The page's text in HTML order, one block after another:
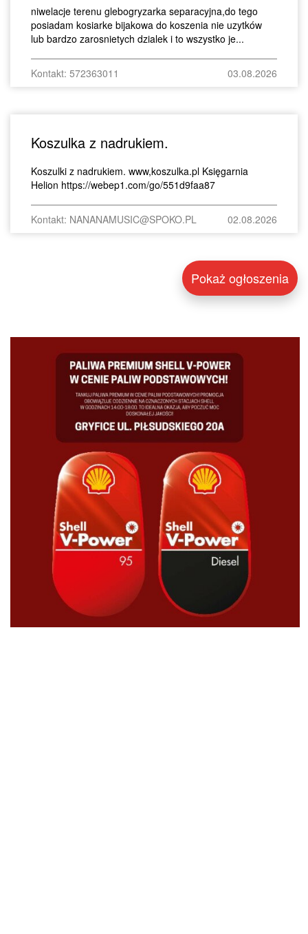
niwelacje terenu glebogryzarka separacyjna,do tego
posiadam kosiarke bijakowa do koszenia nie uzytków
lub bardzo zarosnietych dzialek i to wszystko je...
Kontakt: 572363011 03.08.2026
Koszulka z nadrukiem.
Koszulki z nadrukiem. www,koszulka.pl Księgarnia
Helion https://webep1.com/go/551d9faa87
Kontakt: NANANAMUSIC@SPOKO.PL 02.08.2026
Pokaż ogłoszenia